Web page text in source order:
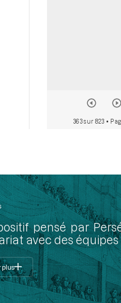
363 sur 823 •
pensé par
avec des
plus